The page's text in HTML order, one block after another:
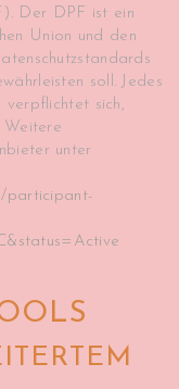
Der DPF ist ein
Union und den
soll. Jedes
verpflichtet sich,
Weitere
unter
participant-